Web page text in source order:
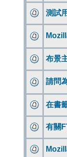
測試
布景
請問
在書
有關